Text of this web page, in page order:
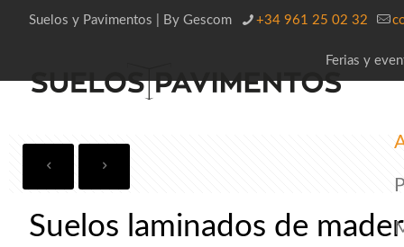
Suelos y Pavimentos | By Gescom +34 961 25 02 32
Ferias y
Suelos laminados de